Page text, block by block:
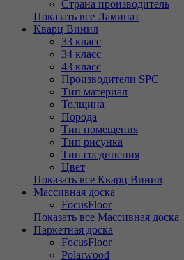
Страна производитель
Показать все Ламинат
Кварц Винил
33 класс
34 класс
43 класс
Производители SPC
Тип материал
Толщина
Порода
Тип помещения
Тип рисунка
Тип соединения
Цвет
Показать все Кварц Винил
Массивная доска
FocusFloor
Показать все Массивная доска
Паркетная доска
FocusFloor
Polarwood